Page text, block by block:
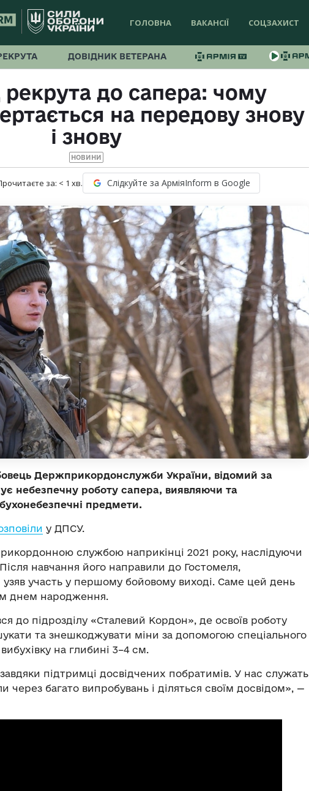
ГОЛОВНА ВАКАНСІЇ СОЦЗАХИСТ
ДОВІДНИК ВЕТЕРАНА
до сапера: чому
на передову знову
і знову
НОВИНИ
за: < 1 хв. Слідкуйте за АрміяInform в Google
Держприкордонслужби України, відомий за
небезпечну роботу сапера, виявляючи та
предмети.
у ДПСУ.
службою наприкінці 2021 року, наслідуючи
навчання його направили до Гостомеля,
узяв участь у першому бойовому виході. Саме цей день
днем народження.
до підрозділу «Сталевий Кордон», де освоїв роботу
та знешкоджувати міни за допомогою спеціального
на глибині 3–4 см.
підтримці досвідчених побратимів. У нас служать
через багато випробувань і діляться своїм досвідом», —